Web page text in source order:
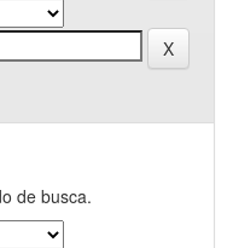
de busca.